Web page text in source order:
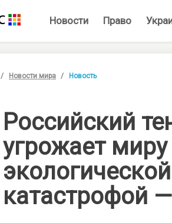
Новости Право
Новости мира Новость
Российский
угрожает миру
экологической
катастрофой